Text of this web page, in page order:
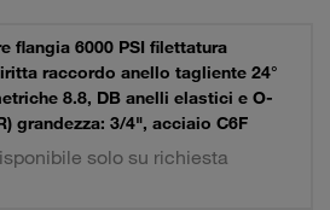
flangia 6000 PSI filettatura
raccordo anello tagliente 24°
8.8, DB anelli elastici e O-
grandezza: 3/4", acciaio C6F
solo su richiesta